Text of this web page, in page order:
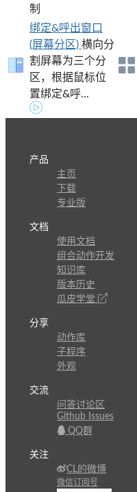
制
绑定&呼出窗口
(屏幕分区) 横向分
割屏幕为三个分
区，根据鼠标位
置绑定&呼...
产品
主页
下载
专业版
文档
使用文档
组合动作开发
知识库
版本历史
瓜皮学堂
分享
动作库
子程序
外观
交流
问答讨论区
Github Issues
QQ群
关注
CL的微博
微信订阅号